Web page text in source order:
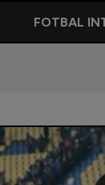
FOTBAL